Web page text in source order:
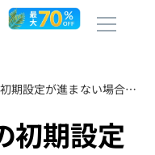
iPhoneやiPadの初期設定が進まない場合の原因と対策
初期設定